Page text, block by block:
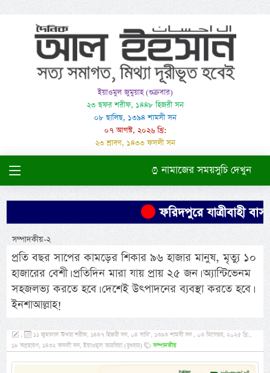
ইয়াওমুল জুমুয়াহ (শুক্রবার)
২৩ ছফর শরীফ, ১৪৪৮ হিজরী সন
০৮ ছালিছ, ১৩৯৪ শামসী সন
০৭ আগস্ট, ২০২৬ খ্রি:
২৩ শ্রাবণ, ১৪৩৩ ফসলী সন
নামাজের সময়সুচি দেখুন
ফরিদপুরে যাত্রীবাহী বাস
সম্পাদকীয়-২
প্রতি বছর সাপের কামড়ের শিকার ৯৬ হাজার মানুষ, মৃত্যু ১০
হাজারের বেশী। প্রতিদিন মারা যায় প্রায় ২৫ জন। অ্যান্টিভেনম
সহজলভ্য করতে হবে। দেশেই উৎপাদনের ব্যবস্থা করতে হবে।
ইনশাআল্লাহ!
,
১১ জুমাদাল ঊখরা শরীফ, ১৪৪৭ হিজরী সন, ০৪ সাবি’, ১৩৯৩ শামসী সন , ০৩ ডিসেম্বর, ২০২৫ খ্রি:,
১৮ অগ্রহায়ণ, ১৪৩২ ফসলী সন, ইয়াওমুল আরবিয়া (বুধবার)
সম্পাদকীয়